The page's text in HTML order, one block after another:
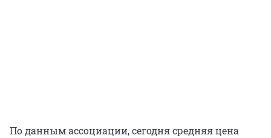
По данным ассоциации, сегодня средняя цена